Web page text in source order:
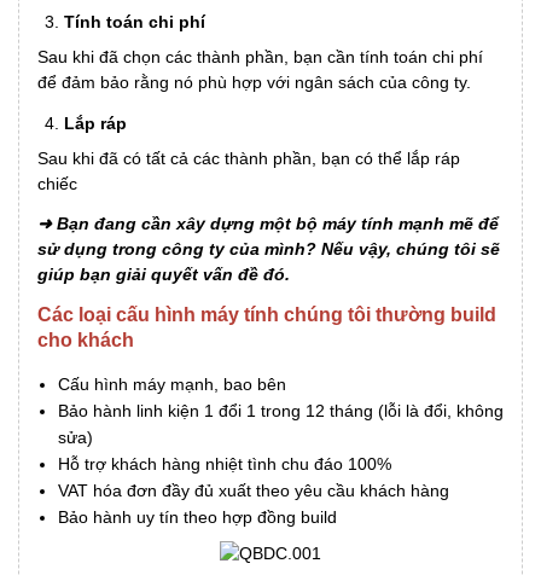
Tính toán chi phí
Sau khi đã chọn các thành phần, bạn cần tính toán chi phí
để đảm bảo rằng nó phù hợp với ngân sách của công ty.
Lắp ráp
Sau khi đã có tất cả các thành phần, bạn có thể lắp ráp
chiếc
➜ Bạn đang cần xây dựng một bộ máy tính mạnh mẽ để
sử dụng trong công ty của mình? Nếu vậy, chúng tôi sẽ
giúp bạn giải quyết vấn đề đó.
Các loại cấu hình máy tính chúng tôi thường build
cho khách
Cấu hình máy mạnh, bao bên
Bảo hành linh kiện 1 đổi 1 trong 12 tháng (lỗi là đổi, không
sửa)
Hỗ trợ khách hàng nhiệt tình chu đáo 100%
VAT hóa đơn đầy đủ xuất theo yêu cầu khách hàng
Bảo hành uy tín theo hợp đồng build